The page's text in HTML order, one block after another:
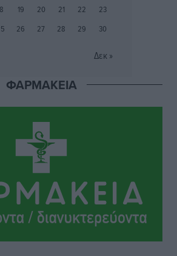
πριν 21 ώρες
την «Ατζέντα 2030» από το βήμα
19 20 21 22
23
26 27 28 29 30
Δεκ »
ΦΑΡΜΑΚΕΙΑ